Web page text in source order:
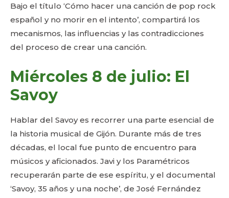
Bajo el título ‘Cómo hacer una canción de pop rock
español y no morir en el intento’, compartirá los
mecanismos, las influencias y las contradicciones
del proceso de crear una canción.
Miércoles 8 de julio: El
Savoy
Hablar del Savoy es recorrer una parte esencial de
la historia musical de Gijón. Durante más de tres
décadas, el local fue punto de encuentro para
músicos y aficionados. Javi y los Paramétricos
recuperarán parte de ese espíritu, y el documental
‘Savoy, 35 años y una noche’, de José Fernández